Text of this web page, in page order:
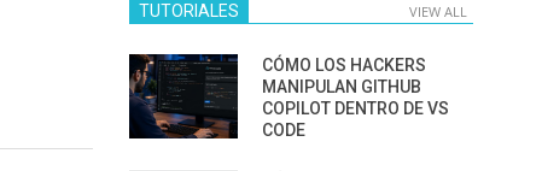
TUTORIALES VIEW ALL
CÓMO LOS HACKERS
MANIPULAN GITHUB
COPILOT DENTRO DE VS
CODE